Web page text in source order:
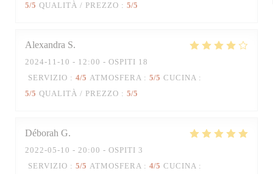
5/5 QUALITÀ / PREZZO : 5/5
Alexandra S
2024-11-10 - 12:00 - OSPITI 18
SERVIZIO : 4/5 ATMOSFERA : 5/5 CUCINA :
5/5 QUALITÀ / PREZZO : 5/5
Déborah G
2022-05-10 - 20:00 - OSPITI 3
SERVIZIO : 5/5 ATMOSFERA : 4/5 CUCINA :